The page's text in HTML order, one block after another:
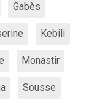
Gabès
Kebili
Monastir
Sousse